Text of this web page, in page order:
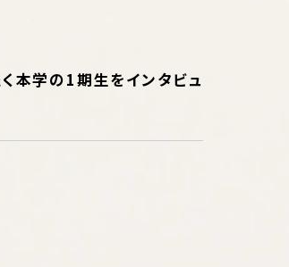
本学の1期生をインタビュ